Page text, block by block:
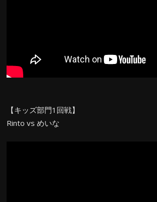
【キッズ部門1回戦】
Rinto vs めいな